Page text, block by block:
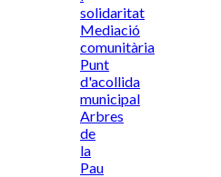
solidaritat
Mediació
comunitària
Punt
d'acollida
municipal
Arbres
de
la
Pau